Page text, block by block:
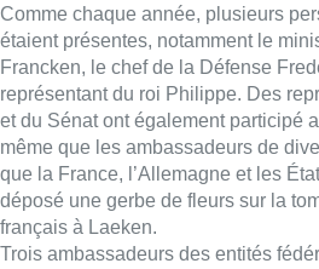
Comme chaque année, plusieurs
étaient présentes, notamment le
Francken, le chef de la Défense
représentant du roi Philippe. Des
et du Sénat ont également participé
même que les ambassadeurs de
que la France, l’Allemagne et les
déposé une gerbe de fleurs sur la
français à Laeken.
Trois ambassadeurs des entités